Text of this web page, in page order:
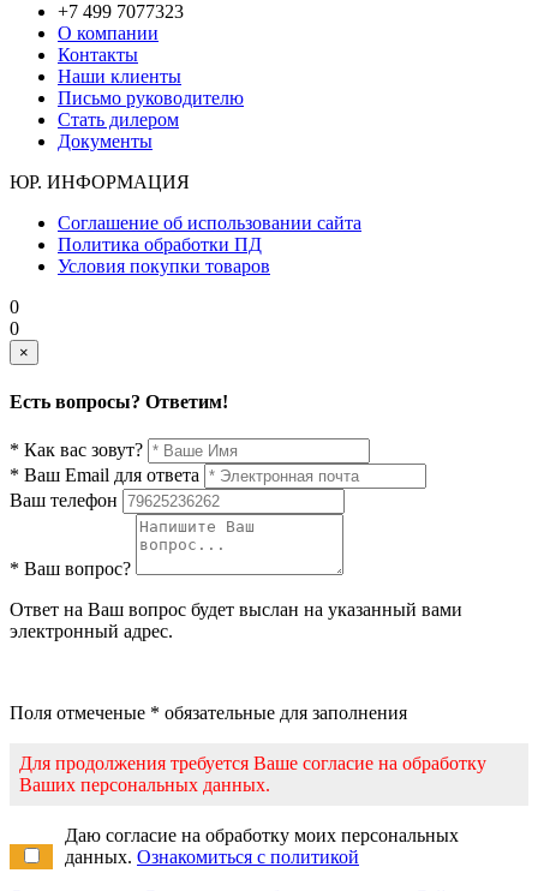
+7 499 7077323
О компании
Контакты
Наши клиенты
Письмо руководителю
Стать дилером
Документы
ЮР. ИНФОРМАЦИЯ
Соглашение об использовании сайта
Политика обработки ПД
Условия покупки товаров
0
0
×
Есть вопросы? Ответим!
* Как вас зовут?
* Ваш Email для ответа
Ваш телефон
* Ваш вопрос?
Ответ на Ваш вопрос будет выслан на указанный вами
электронный адрес.
Поля отмеченые * обязательные для заполнения
Для продолжения требуется Ваше согласие на обработку
Ваших персональных данных.
Даю согласие на обработку моих персональных
данных. Ознакомиться с политикой